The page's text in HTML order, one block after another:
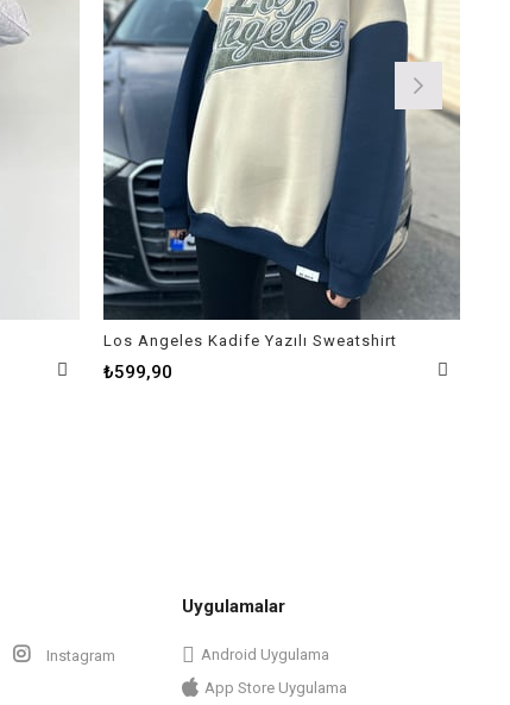
Los Angeles Kadife Yazılı Sweatshirt
₺599,90
Instagram
Uygulamalar
Android Uygulama
App Store Uygulama